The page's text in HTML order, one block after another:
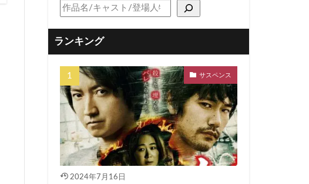
ランキング
サスペンス
2024年7月16日